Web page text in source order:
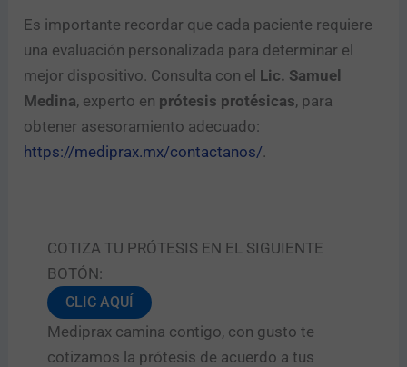
Es importante recordar que cada paciente requiere
una evaluación personalizada para determinar el
mejor dispositivo. Consulta con el Lic. Samuel
Medina, experto en prótesis protésicas, para
obtener asesoramiento adecuado:
https://mediprax.mx/contactanos/.
COTIZA TU PRÓTESIS EN EL SIGUIENTE
BOTÓN:
CLIC AQUÍ
Mediprax camina contigo, con gusto te
cotizamos la prótesis de acuerdo a tus